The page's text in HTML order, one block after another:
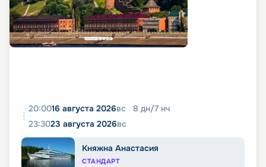
20:0016 августа 2026вс 8 дн/7 нч
23:3023 августа 2026вс
Княжна Анастасия
СТАНДАРТ